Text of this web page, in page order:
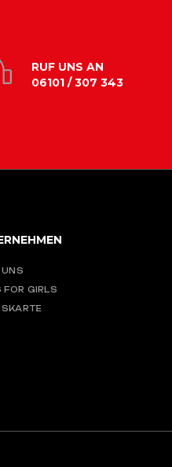
RUF UNS AN
06101 / 307 343
FOR GIRLS